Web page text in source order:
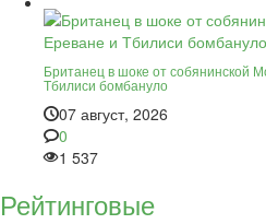
Британец в шоке от собянинской
Тбилиси бомбануло
07 август, 2026
0
1 537
Рейтинговые